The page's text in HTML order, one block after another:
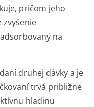
pričom jeho
zvýšenie
na
druhej dávky a je
trvá približne
hladinu